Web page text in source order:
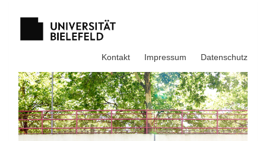
Kontakt Impressum Datenschutz